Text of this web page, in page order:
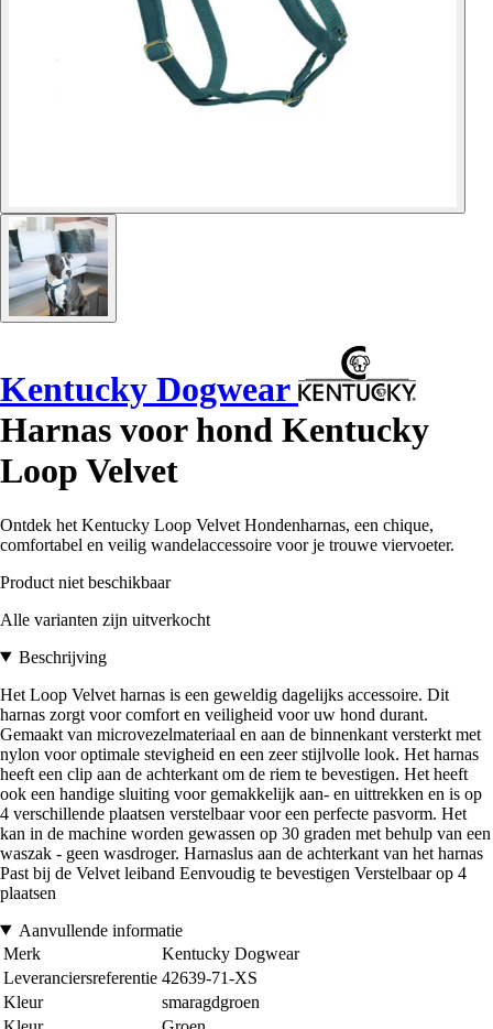
Kentucky Dogwear
Harnas voor hond Kentucky
Loop Velvet
Ontdek het Kentucky Loop Velvet Hondenharnas, een chique,
comfortabel en veilig wandelaccessoire voor je trouwe viervoeter.
Product niet beschikbaar
Alle varianten zijn uitverkocht
Beschrijving
Het Loop Velvet harnas is een geweldig dagelijks accessoire. Dit
harnas zorgt voor comfort en veiligheid voor uw hond durant.
Gemaakt van microvezelmateriaal en aan de binnenkant versterkt met
nylon voor optimale stevigheid en een zeer stijlvolle look. Het harnas
heeft een clip aan de achterkant om de riem te bevestigen. Het heeft
ook een handige sluiting voor gemakkelijk aan- en uittrekken en is op
4 verschillende plaatsen verstelbaar voor een perfecte pasvorm. Het
kan in de machine worden gewassen op 30 graden met behulp van een
waszak - geen wasdroger. Harnaslus aan de achterkant van het harnas
Past bij de Velvet leiband Eenvoudig te bevestigen Verstelbaar op 4
plaatsen
Aanvullende informatie
Merk
Kentucky Dogwear
Leveranciersreferentie 42639-71-XS
Kleur
smaragdgroen